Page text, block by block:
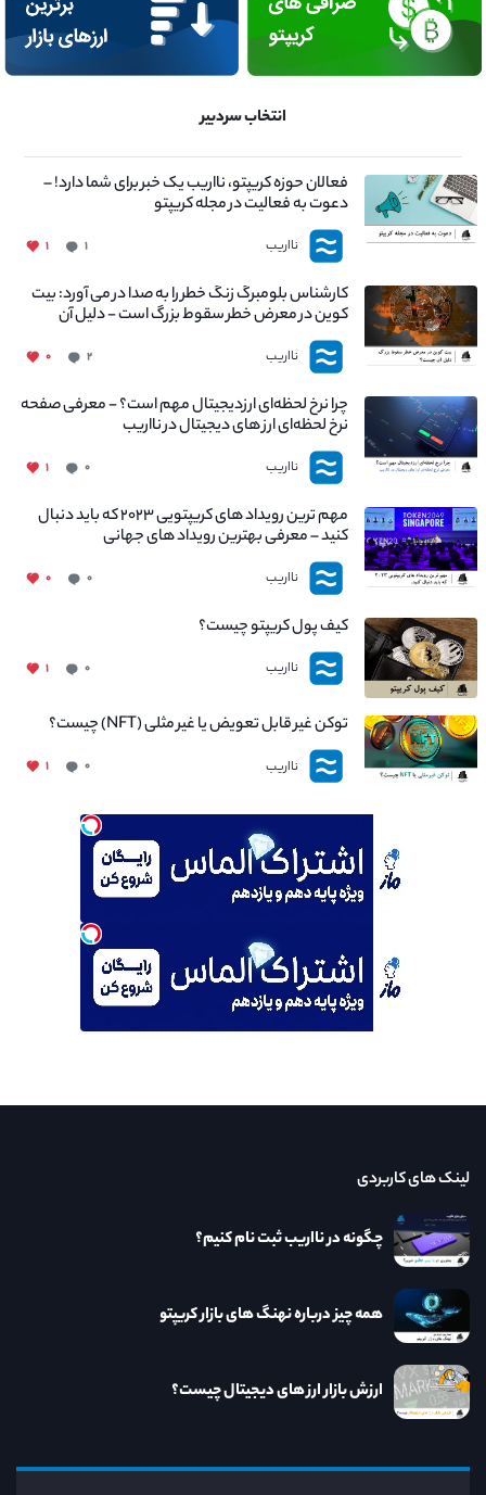
انتخاب سردبیر
فعالان حوزه کریپتو، نااریب یک خبر برای شما دارد! –
دعوت به فعالیت در مجله کریپتو
نااریب ۱ ۱
کارشناس بلومبرگ زنگ خطر را به صدا در می آورد: بیت
کوین در معرض خطر سقوط بزرگ است - دلیل آن
چیست؟
نااریب ۲ ۰
چرا نرخ لحظه‌ای ارزدیجیتال مهم است؟ - معرفی صفحه
نرخ لحظه‌ای ارز های دیجیتال در نااریب
نااریب ۰ ۱
مهم ترین رویداد های کریپتویی ۲۰۲۳ که باید دنبال
کنید – معرفی بهترین رویداد های جهانی
نااریب ۰ ۰
کیف پول کریپتو چیست؟
نااریب ۰ ۱
توکن غیر قابل تعویض یا غیر مثلی (NFT) چیست؟
نااریب ۰ ۱
لینک های کاربردی
چگونه در نااریب ثبت نام کنیم؟
همه چیز درباره نهنگ های بازار کریپتو
ارزش بازار ارز های دیجیتال چیست؟